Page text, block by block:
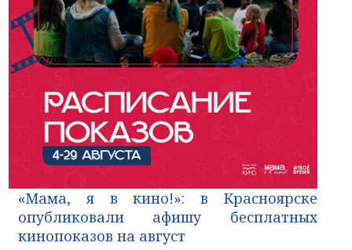
«Мама, я в кино!»: в Красноярске
опубликовали афишу бесплатных
кинопоказов на август